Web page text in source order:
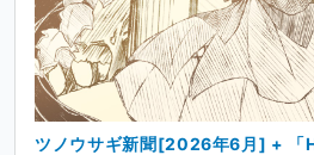
ツノウサギ新聞[2026年6月] +